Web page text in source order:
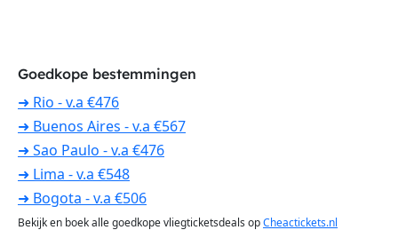
Goedkope bestemmingen
➜ Rio - v.a €476
➜ Buenos Aires - v.a €567
➜ Sao Paulo - v.a €476
➜ Lima - v.a €548
➜ Bogota - v.a €506
Bekijk en boek alle goedkope vliegticketsdeals opCheactickets.nl